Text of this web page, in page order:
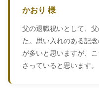
かおり 様
父の退職祝いとして、
た。思い入れのある記
が多いと思いますが、
さっていると思います。